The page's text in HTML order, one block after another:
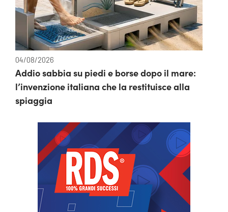
04/08/2026
Addio sabbia su piedi e borse dopo il mare:
l’invenzione italiana che la restituisce alla
spiaggia